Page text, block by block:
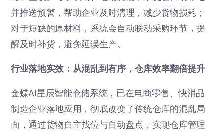
并推送预警，帮助企业及时清理，减少货物损耗；
对于短缺的原材料，系统会自动联动采购环节，提
醒及时补货，避免延误生产。
行业落地实效：从混乱到有序，仓库效率翻倍提升
金蝶AI星辰智能仓储系统，已在电商零售、快消品
制造企业落地应用，彻底改变了传统仓库的混乱局
面，通过货物自主找位与自动盘点，实现仓库管理